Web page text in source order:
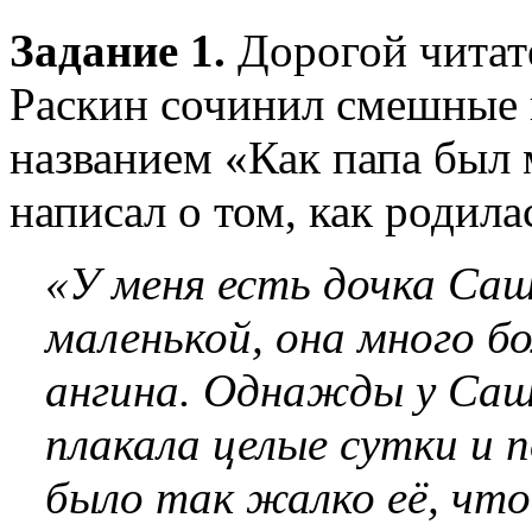
Задание 1. Дорогой
Раскин сочинил смешные
названием «Как папа был
написал о том, как
«У меня есть дочка
маленькой, она много
ангина. Однажды у
плакала целые сутки и
было так жалко её,